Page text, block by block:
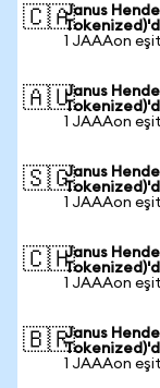
🇨🇦Janus
1 JAAAon
🇦🇺Janus
1 JAAAon
🇸🇬Janus
1 JAAAon
🇨🇭Janus
1 JAAAon
🇧🇷Janus
1 JAAAon